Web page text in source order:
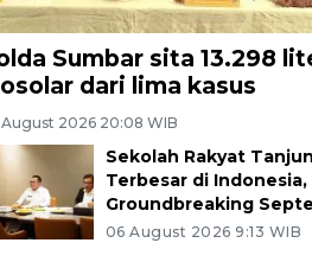
Sumbar sita 13.298
dari lima kasus
2026 20:08 WIB
Sekolah Rakyat
Terbesar di Indonesia,
Groundbreaking
06 August 2026 9:13 WIB